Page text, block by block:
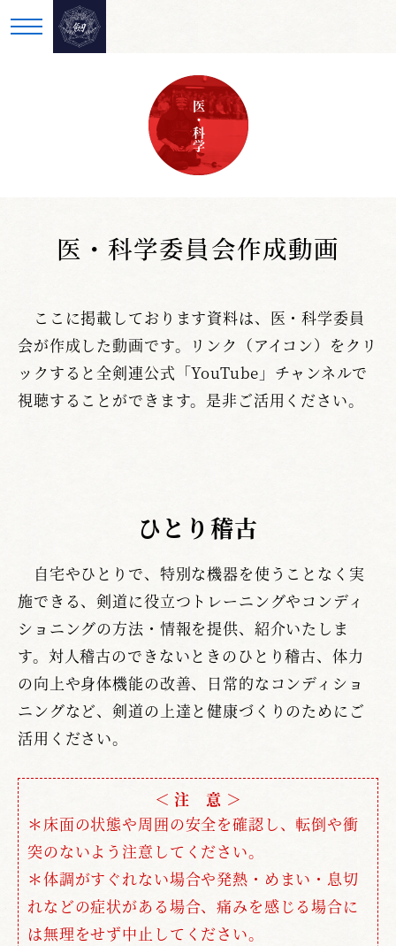
医・科学
医・科学委員会作成動画
ここに掲載しております資料は、医・科学委員
会が作成した動画です。リンク（アイコン）をクリ
ックすると全剣連公式「YouTube」チャンネルで
視聴することができます。是非ご活用ください。
ひとり稽古
自宅やひとりで、特別な機器を使うことなく実
施できる、剣道に役立つトレーニングやコンディ
ショニングの方法・情報を提供、紹介いたしま
す。対人稽古のできないときのひとり稽古、体力
の向上や身体機能の改善、日常的なコンディショ
ニングなど、剣道の上達と健康づくりのためにご
活用ください。
＜ 注 意 ＞
＊床面の状態や周囲の安全を確認し、転倒や衝
突のないよう注意してください。
＊体調がすぐれない場合や発熱・めまい・息切
れなどの症状がある場合、痛みを感じる場合に
は無理をせず中止してください。